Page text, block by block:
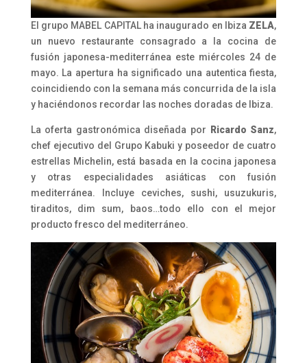
El grupo MABEL CAPITAL ha inaugurado en Ibiza ZELA,
un nuevo restaurante consagrado a la cocina de
fusión japonesa-mediterránea este miércoles 24 de
mayo. La apertura ha significado una autentica fiesta,
coincidiendo con la semana más concurrida de la isla
y haciéndonos recordar las noches doradas de Ibiza.
La oferta gastronómica diseñada por Ricardo Sanz,
chef ejecutivo del Grupo Kabuki y poseedor de cuatro
estrellas Michelin, está basada en la cocina japonesa
y otras especialidades asiáticas con fusión
mediterránea. Incluye ceviches, sushi, usuzukuris,
tiraditos, dim sum, baos…todo ello con el mejor
producto fresco del mediterráneo.